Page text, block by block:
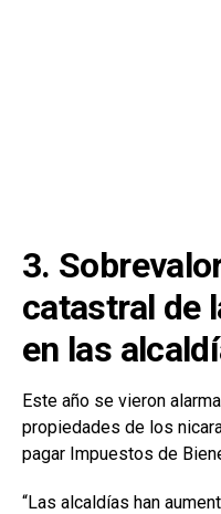
3.
catastral de
en las
Este año se vieron
propiedades de los
pagar Impuestos de
“Las alcaldías han